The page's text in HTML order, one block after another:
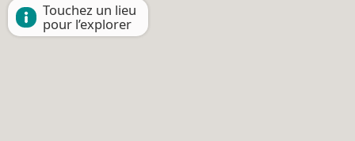
Touchez un lieu
pour l’explorer